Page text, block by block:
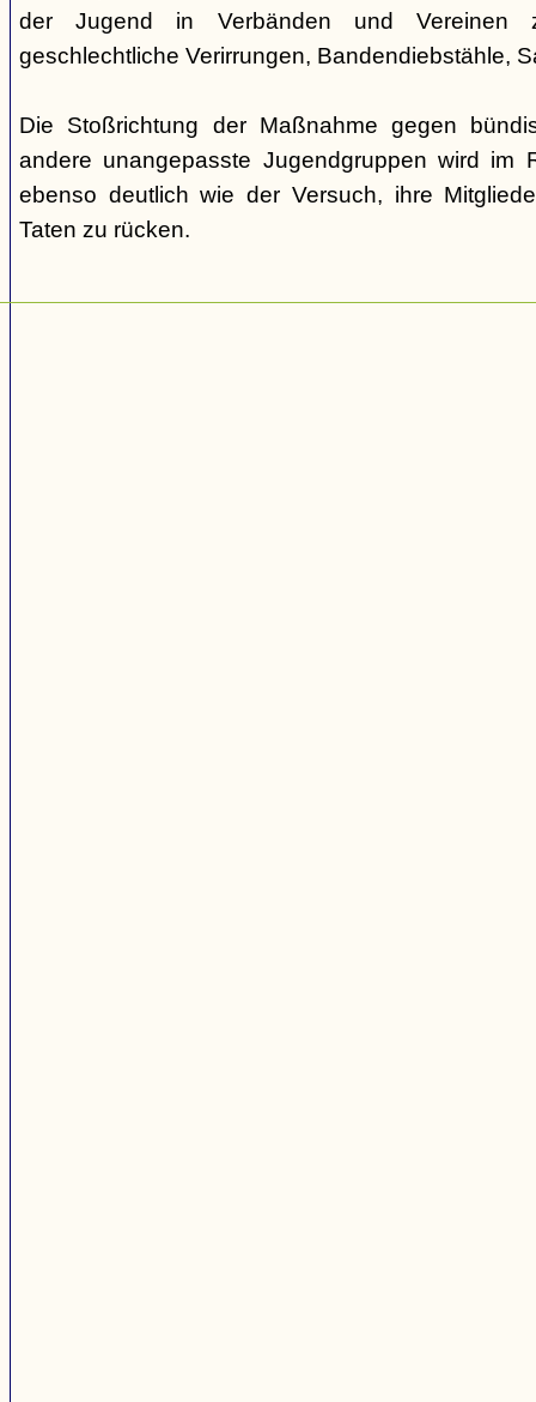
der Jugend in Verbänden und Vereinen
geschlechtliche Verirrungen, Bandendiebstähle,
Die Stoßrichtung der Maßnahme gegen
andere unangepasste Jugendgruppen wird im
ebenso deutlich wie der Versuch, ihre
Taten zu rücken.